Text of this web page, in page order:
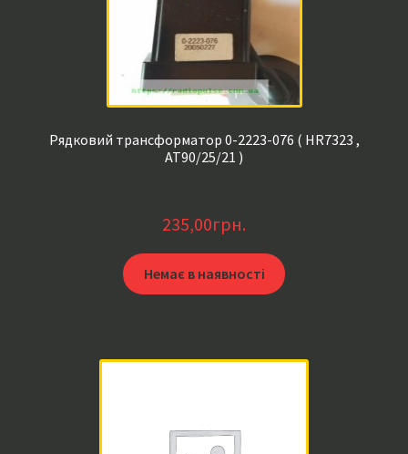
Рядковий трансформатор 0-2223-076 ( HR7323 ,
AT90/25/21 )
235,00грн.
Немає в наявності